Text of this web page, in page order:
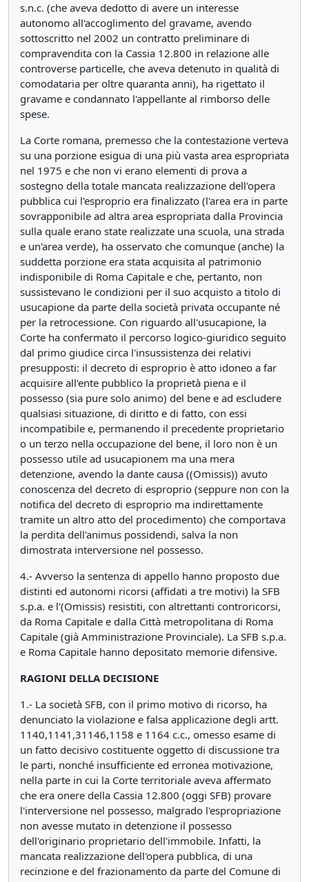
s.n.c. (che aveva dedotto di avere un interesse
autonomo all'accoglimento del gravame, avendo
sottoscritto nel 2002 un contratto preliminare di
compravendita con la Cassia 12.800 in relazione alle
controverse particelle, che aveva detenuto in qualità di
comodataria per oltre quaranta anni), ha rigettato il
gravame e condannato l'appellante al rimborso delle
spese.
La Corte romana, premesso che la contestazione verteva
su una porzione esigua di una più vasta area espropriata
nel 1975 e che non vi erano elementi di prova a
sostegno della totale mancata realizzazione dell'opera
pubblica cui l'esproprio era finalizzato (l'area era in parte
sovrapponibile ad altra area espropriata dalla Provincia
sulla quale erano state realizzate una scuola, una strada
e un'area verde), ha osservato che comunque (anche) la
suddetta porzione era stata acquisita al patrimonio
indisponibile di Roma Capitale e che, pertanto, non
sussistevano le condizioni per il suo acquisto a titolo di
usucapione da parte della società privata occupante né
per la retrocessione. Con riguardo all'usucapione, la
Corte ha confermato il percorso logico-giuridico seguito
dal primo giudice circa l'insussistenza dei relativi
presupposti: il decreto di esproprio è atto idoneo a far
acquisire all'ente pubblico la proprietà piena e il
possesso (sia pure solo animo) del bene e ad escludere
qualsiasi situazione, di diritto e di fatto, con essi
incompatibile e, permanendo il precedente proprietario
o un terzo nella occupazione del bene, il loro non è un
possesso utile ad usucapionem ma una mera
detenzione, avendo la dante causa ((Omissis)) avuto
conoscenza del decreto di esproprio (seppure non con la
notifica del decreto di esproprio ma indirettamente
tramite un altro atto del procedimento) che comportava
la perdita dell'animus possidendi, salva la non
dimostrata interversione nel possesso.
4.- Avverso la sentenza di appello hanno proposto due
distinti ed autonomi ricorsi (affidati a tre motivi) la SFB
s.p.a. e l'(Omissis) resistiti, con altrettanti controricorsi,
da Roma Capitale e dalla Città metropolitana di Roma
Capitale (già Amministrazione Provinciale). La SFB s.p.a.
e Roma Capitale hanno depositato memorie difensive.
RAGIONI DELLA DECISIONE
1.- La società SFB, con il primo motivo di ricorso, ha
denunciato la violazione e falsa applicazione degli artt.
1140,1141,31146,1158 e 1164 c.c., omesso esame di
un fatto decisivo costituente oggetto di discussione tra
le parti, nonché insufficiente ed erronea motivazione,
nella parte in cui la Corte territoriale aveva affermato
che era onere della Cassia 12.800 (oggi SFB) provare
l'interversione nel possesso, malgrado l'espropriazione
non avesse mutato in detenzione il possesso
dell'originario proprietario dell'immobile. Infatti, la
mancata realizzazione dell'opera pubblica, di una
recinzione e del frazionamento da parte del Comune di